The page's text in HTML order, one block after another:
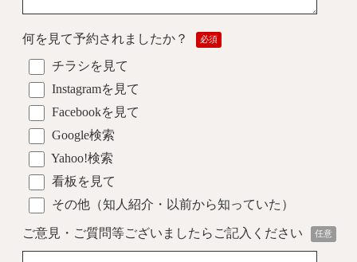
何を見て予約されましたか？ 必須
チラシを見て
Instagramを見て
Facebookを見て
Google検索
Yahoo!検索
看板を見て
その他（知人紹介・以前から知っていた）
ご意見・ご質問等ございましたら ご記入ください 任意